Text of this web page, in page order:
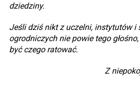
dziedziny.
Jeśli dziś nikt z uczelni, instytutów i
ogrodniczych nie powie tego
być czego ratować.
Z